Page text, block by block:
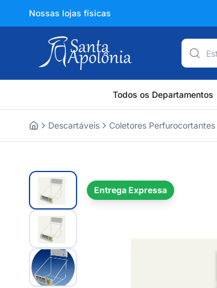
Nossas lojas físicas
Todos os Departamentos
Descartáveis Coletores Perfurocortantes
Entrega Expressa